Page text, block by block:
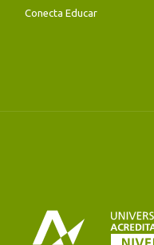
Conecta Educar